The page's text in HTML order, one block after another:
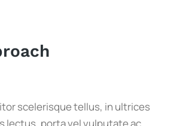
scelerisque tellus, in ultrices